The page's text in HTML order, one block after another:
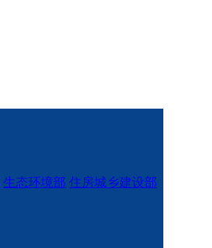
生态环境部 住房城乡建设部